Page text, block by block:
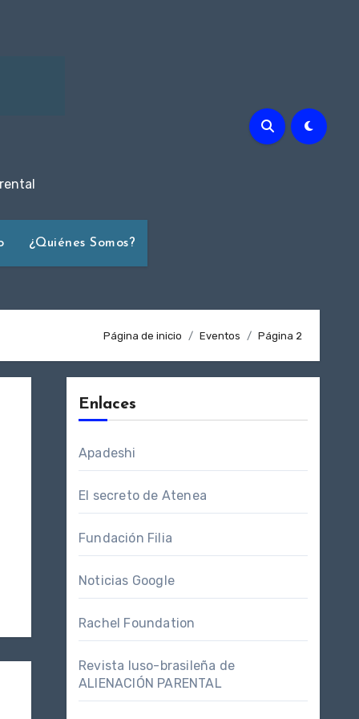
¿Quiénes Somos?
Página de inicio Eventos Página 2
Enlaces
Apadeshi
El secreto de Atenea
Fundación Filia
Noticias Google
Rachel Foundation
Revista luso-brasileña de
ALIENACIÓN PARENTAL